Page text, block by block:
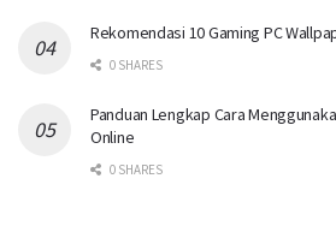
Rekomendasi 10 Gaming PC
0 SHARES
Panduan Lengkap Cara
Online
0 SHARES